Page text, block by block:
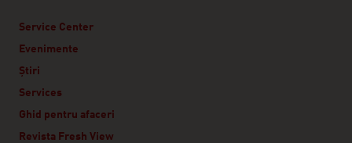
Service Center
Evenimente
Știri
Services
Ghid pentru afaceri
Revista Fresh View